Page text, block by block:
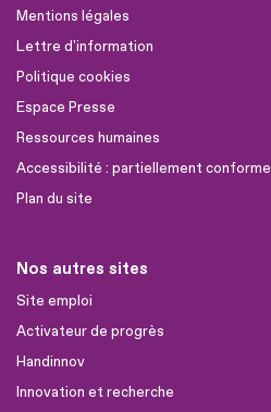
Mentions légales
Lettre d'information
Politique cookies
Espace Presse
Ressources humaines
Accessibilité : partiellement conforme
Plan du site
Nos autres sites
Site emploi
Activateur de progrès
Handinnov
Innovation et recherche